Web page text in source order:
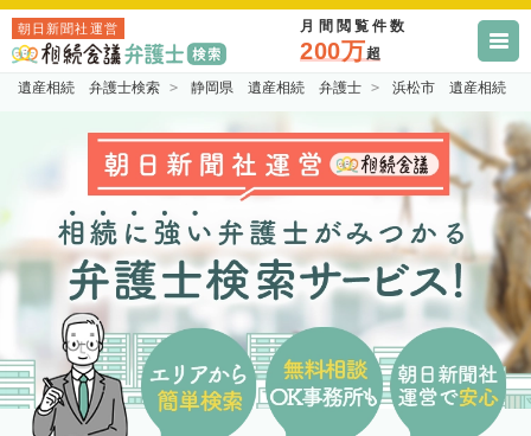
朝日新聞社運営 月間閲覧件数
200万超
遺産相続 弁護士検索 静岡県 遺産相続 弁護士 浜松市 遺産相続